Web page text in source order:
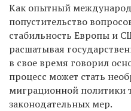
Как опытный
попустительство
стабильность Европы и
расшатывая
в свое время говорил
процесс может стать
миграционной политики
законодательных мер.